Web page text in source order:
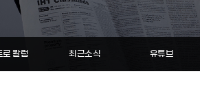
로 칼럼 최근소식 유튜브